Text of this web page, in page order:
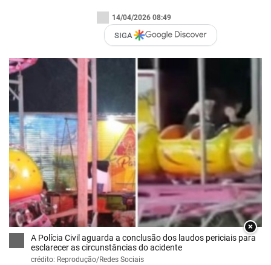
14/04/2026 08:49
SIGA
×
A Polícia Civil aguarda a conclusão dos laudos periciais para
esclarecer as circunstâncias do acidente
crédito: Reprodução/Redes Sociais